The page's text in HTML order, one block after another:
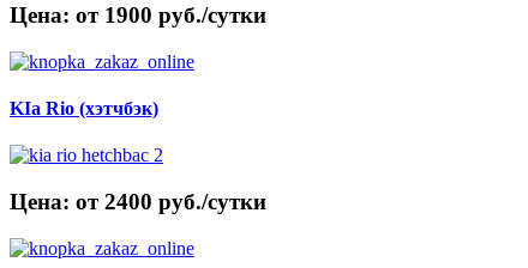
Цена: от 1900 руб./сутки
KIa Rio (хэтчбэк)
Цена: от 2400 руб./сутки